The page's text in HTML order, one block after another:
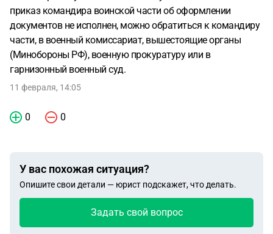
приказ командира воинской части об оформлении
документов не исполнен, можно обратиться к командиру
части, в военный комиссариат, вышестоящие органы
(Минобороны РФ), военную прокуратуру или в
гарнизонный военный суд.
11 февраля, 14:05
0 0
У вас похожая ситуация?
Опишите свои детали — юрист подскажет, что делать.
Задать свой вопрос